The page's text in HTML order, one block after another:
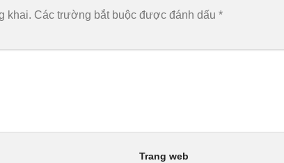
khai. Các trường bắt buộc được đánh dấu *
Trang web